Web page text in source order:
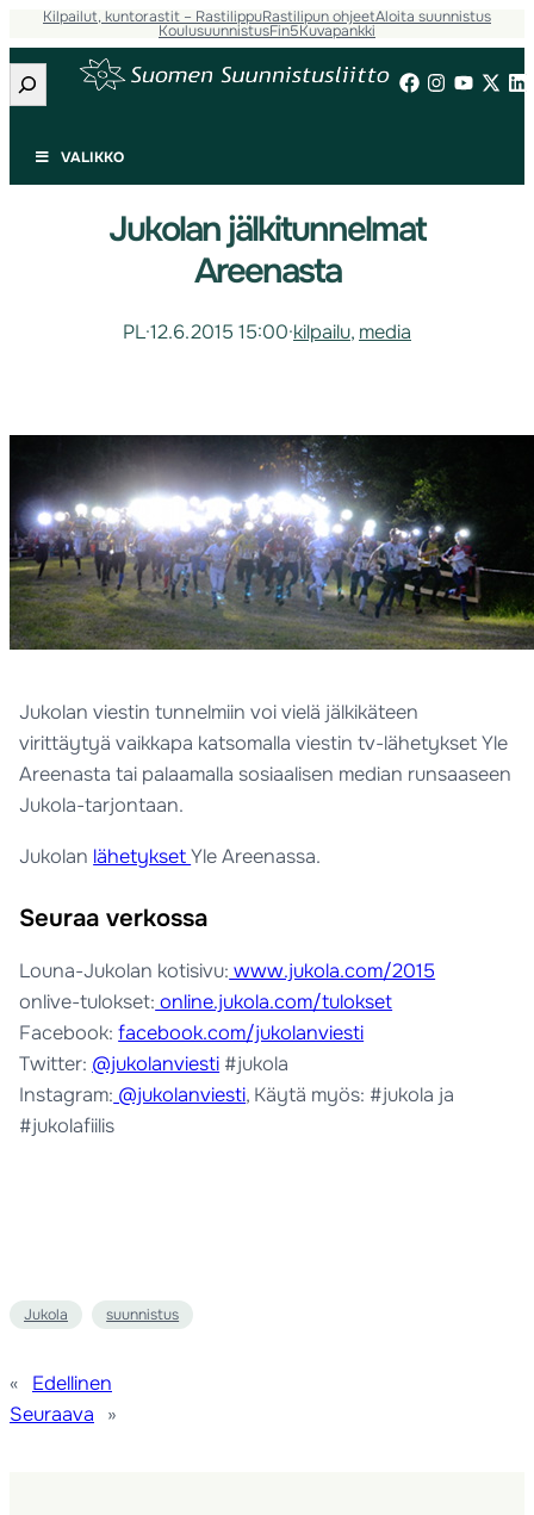
Kilpailut, kuntorastit – RastilippuRastilipun ohjeetAloita suunnistus
KoulusuunnistusFin5Kuvapankki
Etsi
VALIKKO
Jukolan jälkitunnelmat
Areenasta
PL·12.6.2015 15:00·kilpailu, media
Jukolan viestin tunnelmiin voi vielä jälkikäteen
virittäytyä vaikkapa katsomalla viestin tv-lähetykset Yle
Areenasta tai palaamalla sosiaalisen median runsaaseen
Jukola-tarjontaan.
Jukolan lähetyksetYle Areenassa.
Seuraa verkossa
Louna-Jukolan kotisivu: www.jukola.com/2015
onlive-tulokset: online.jukola.com/tulokset
Facebook:facebook.com/jukolanviesti
Twitter: @jukolanviesti #jukola
Instagram: @jukolanviesti, Käytä myös: #jukola ja
#jukolafiilis
Jukola suunnistus
«
Edellinen
Seuraava
»